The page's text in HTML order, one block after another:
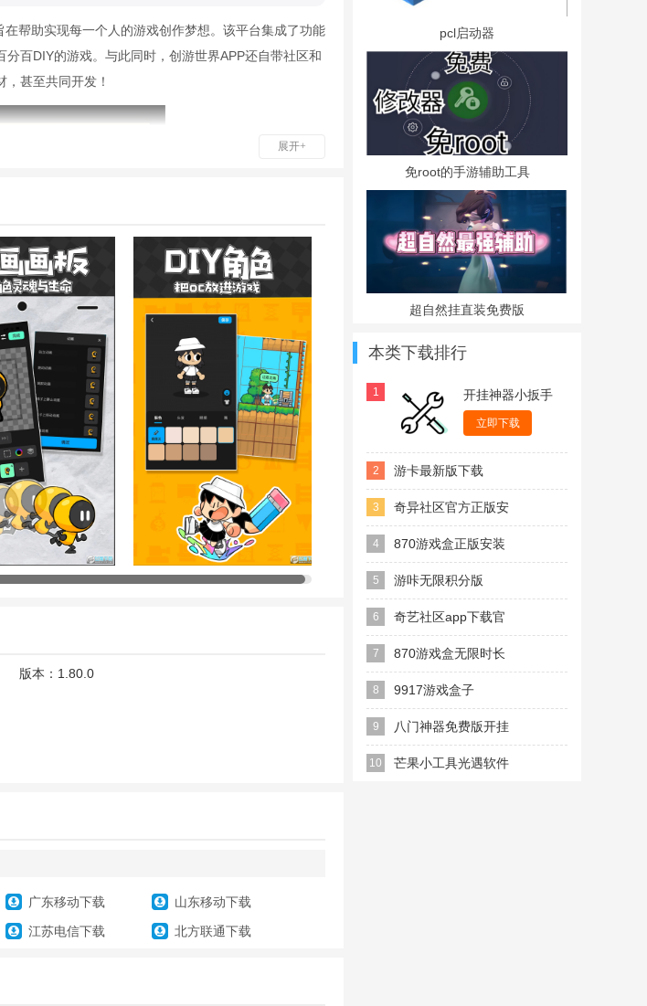
在帮助实现每一个人的游戏创作梦想。该平台集成了功能
百DIY的游戏。与此同时，创游世界APP还自带社区和
甚至共同开发！
作者使用以及在创作~
作者使用以及在创作~
共同创作！
能找到可以组队的人~
展开+
版本： 1.80.0
广东移动下载
山东移动下载
江苏电信下载 北方联通下载
pcl启动器
免root的手游辅助工具
超自然挂直装免费版
本类下载排行
1
开挂神器小扳手
游戏辅助器
立即下载
2 游卡最新版下载
2026官方版(游咔)
3 奇异社区官方正版安
卓版
4 870游戏盒正版安装
包最新版
5 游咔无限积分版
2026最新版
6 奇艺社区app下载官
方正版
7 870游戏盒无限时长
免排队版
8 9917游戏盒子
9 八门神器免费版开挂
app
10 芒果小工具光遇软件